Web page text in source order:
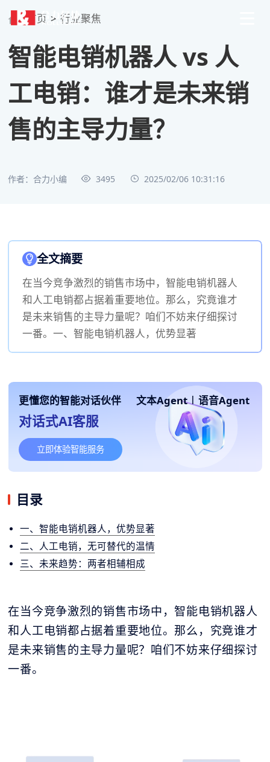
首页 > 行业聚焦
智能电销机器人 vs 人
工电销：谁才是未来销
售的主导力量？
作者：合力小编 3495 2025/02/06 10:31:16
全文摘要
在当今竞争激烈的销售市场中，智能电销机器人
和人工电销都占据着重要地位。那么，究竟谁才
是未来销售的主导力量呢？咱们不妨来仔细探讨
一番。一、智能电销机器人，优势显著
更懂您的智能对话伙伴 文本Agent | 语音Agent
对话式AI客服
立即体验智能服务
目录
一、智能电销机器人，优势显著
二、人工电销，无可替代的温情
三、未来趋势：两者相辅相成
在当今竞争激烈的销售市场中，智能电销机器人
和人工电销都占据着重要地位。那么，究竟谁才
是未来销售的主导力量呢？咱们不妨来仔细探讨
一番。